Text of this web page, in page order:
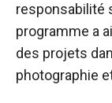
responsabilité
programme a
des projets
photographie